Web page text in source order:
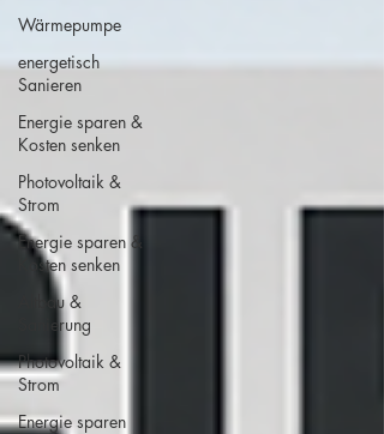
Wärmepumpe
energetisch
Sanieren
Energie sparen &
Kosten senken
Photovoltaik &
Strom
Energie sparen &
Kosten senken
Altbau &
Sanierung
Photovoltaik &
Strom
Energie sparen